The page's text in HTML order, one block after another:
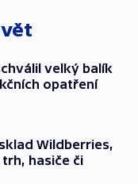
velký balík
opatření
Wildberries,
hasiče či